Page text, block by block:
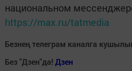
национальном
https://max.ru/tatmedia
Безнең телеграм каналга
Без "Дзен"да! Дзен